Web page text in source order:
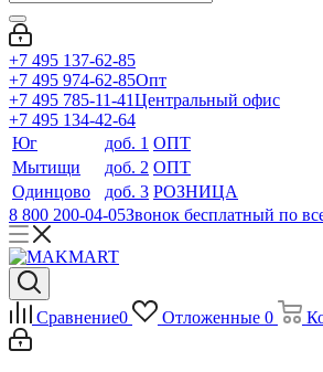
+7 495 137-62-85
+7 495 974-62-85Опт
+7 495 785-11-41Центральный офис
+7 495 134-42-64
Юг
доб. 1 ОПТ
Мытищи
доб. 2 ОПТ
Одинцово
доб. 3 РОЗНИЦА
8 800 200-04-05Звонок бесплатный по
Сравнение0 Отложенные 0